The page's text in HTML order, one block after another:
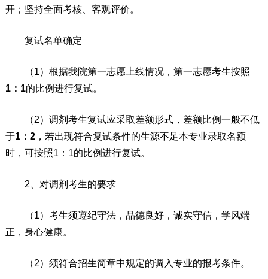
开；坚持全面考核、客观评价。
复试名单确定
（1）根据我院第一志愿上线情况，第一志愿考生按照
1： 1的比例进行复试。
（2）调剂考生复试应采取差额形式，差额比例一般不低
于1：2，若出现符合复试条件的生源不足本专业录取名额
时，可按照1：1的比例进行复试。
2、对调剂考生的要求
（1）考生须遵纪守法，品德良好，诚实守信，学风端
正，身心健康。
（2）须符合招生简章中规定的调入专业的报考条件。